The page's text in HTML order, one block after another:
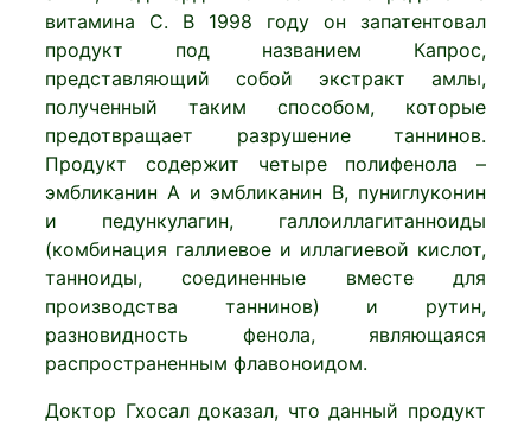
витамина С. В 1998 году он запатентовал
продукт под названием Капрос,
представляющий собой экстракт амлы,
полученный таким способом, которые
предотвращает разрушение таннинов.
Продукт содержит четыре полифенола –
эмбликанин А и эмбликанин В, пуниглуконин
и педункулагин, галлоиллагитанноиды
(комбинация галлиевое и иллагиевой кислот,
танноиды, соединенные вместе для
производства таннинов) и рутин,
разновидность фенола, являющаяся
распространенным флавоноидом.
Доктор Гхосал доказал, что данный продукт